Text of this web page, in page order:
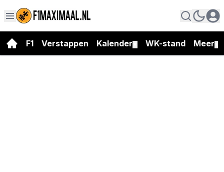
F1 Verstappen Kalender WK-stand Meer